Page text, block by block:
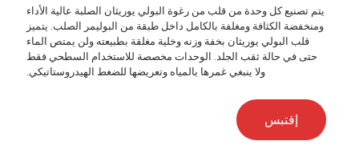
يتم تصنيع كل وحدة من قلب من رغوة البولي يوريثان الصلبة عالية الأداء
ومنخفضة الكثافة ومغلفة بالكامل داخل طبقة من البوليمر الصلب. يتميز
قلب البولي يوريثان بخفة وزنه وخلية مغلقة بطبيعته ولن يمتص الماء
حتى في حالة ثقب الجلد. الوحدات مخصصة للاستخدام السطحي فقط
ولا ينبغي غمرها بالمياه وتعريضها للضغط الهيدروستاتيكي.
إقتبس